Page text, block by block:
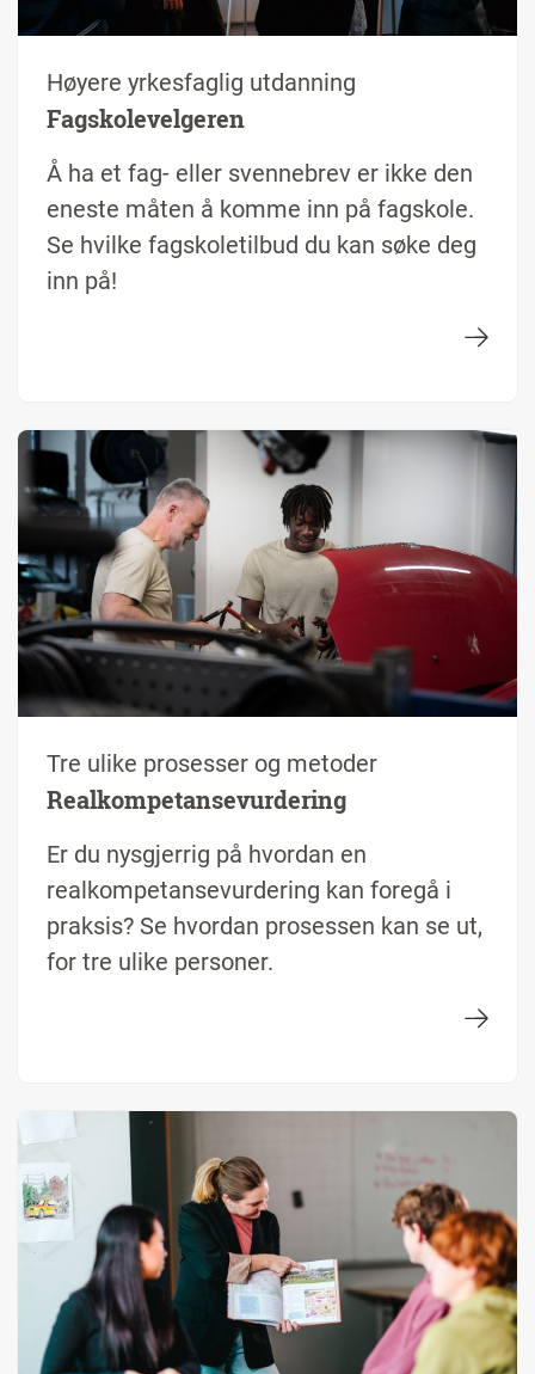
Høyere yrkesfaglig utdanning
Fagskolevelgeren
Å ha et fag- eller svennebrev er ikke den
eneste måten å komme inn på fagskole.
Se hvilke fagskoletilbud du kan søke deg
inn på!
Tre ulike prosesser og metoder
Realkompetansevurdering
Er du nysgjerrig på hvordan en
realkompetansevurdering kan foregå i
praksis? Se hvordan prosessen kan se ut,
for tre ulike personer.